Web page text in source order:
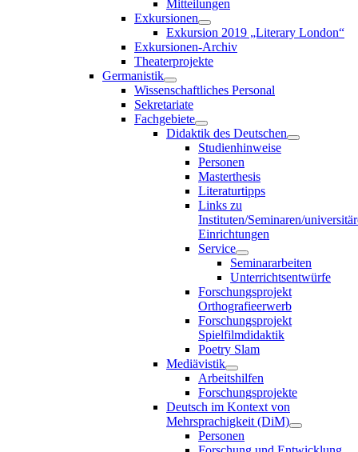
Mitteilungen
Exkursionen
Exkursion 2019 „Literary London“
Exkursionen-Archiv
Theaterprojekte
Germanistik
Wissenschaftliches Personal
Sekretariate
Fachgebiete
Didaktik des Deutschen
Studienhinweise
Personen
Masterthesis
Literaturtipps
Links zu
Instituten/Seminaren/
Einrichtungen
Service
Seminararbeiten
Unterrichtsentwürfe
Forschungsprojekt
Orthografieerwerb
Forschungsprojekt
Spielfilmdidaktik
Poetry Slam
Mediävistik
Arbeitshilfen
Forschungsprojekte
Deutsch im Kontext von
Mehrsprachigkeit (DiM)
Personen